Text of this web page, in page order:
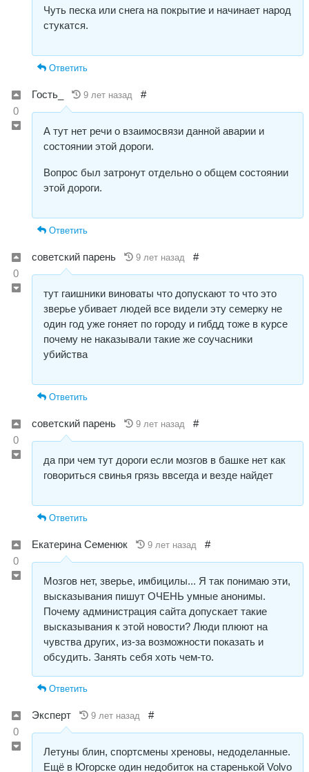
Чуть песка или снега на покрытие и начинает народ
стукатся.
Ответить
0
Гость_ 9 лет назад #
А тут нет речи о взаимосвязи данной аварии и
состоянии этой дороги.
Вопрос был затронут отдельно о общем состоянии
этой дороги.
Ответить
0
советский парень 9 лет назад #
тут гаишники виноваты что допускают то что это
зверье убивает людей все видели эту семерку не
один год уже гоняет по городу и гибдд тоже в курсе
почему не наказывали такие же соучасники
убийства
Ответить
0
советский парень 9 лет назад #
да при чем тут дороги если мозгов в башке нет как
говориться свинья грязь ввсегда и везде найдет
Ответить
0
Екатерина Семенюк 9 лет назад #
Мозгов нет, зверье, имбицилы... Я так понимаю эти,
высказывания пишут ОЧЕНЬ умные анонимы.
Почему администрация сайта допускает такие
высказывания к этой новости? Люди плюют на
чувства других, из-за возможности показать и
обсудить. Занять себя хоть чем-то.
Ответить
0
Эксперт 9 лет назад #
Летуны блин, спортсмены хреновы, недоделанные.
Ещё в Югорске один недобиток на старенькой Volvo